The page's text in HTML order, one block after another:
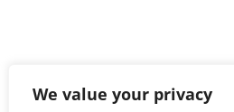
We value your privacy